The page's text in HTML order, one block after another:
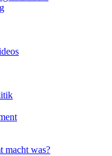
macht was?